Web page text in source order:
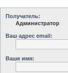
Получатель:
Администратор
Ваш адрес email:
Ваше имя: